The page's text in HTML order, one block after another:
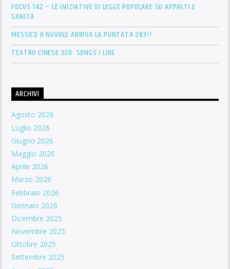
FOCUS 142 – LE INIZIATIVE DI LEGGE POPOLARE SU APPALTI E
SANITÀ
MESSICO & NUVOLE ARRIVA LA PUNTATA 283!!
TEATRO CINESE 320: SONGS I LIKE
ARCHIVI
Agosto 2026
Luglio 2026
Giugno 2026
Maggio 2026
Aprile 2026
Marzo 2026
Febbraio 2026
Gennaio 2026
Dicembre 2025
Novembre 2025
Ottobre 2025
Settembre 2025